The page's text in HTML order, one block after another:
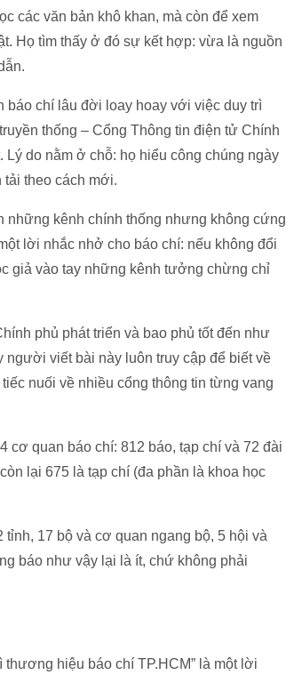
các văn bản khô khan, mà còn để xem
Họ tìm thấy ở đó sự kết hợp: vừa là nguồn
báo chí lâu đời loay hoay với việc duy trì
thống – Cổng Thông tin điện tử Chính
do nằm ở chỗ: họ hiểu công chúng ngày
tải theo cách mới.
những kênh chính thống nhưng không cứng
lời nhắc nhở cho báo chí: nếu không đổi
giả vào tay những kênh tưởng chừng chỉ
phủ phát triển và bao phủ tốt đến như
viết bài này luôn truy cập để biết về
nuối về nhiều cổng thông tin từng vang
cơ quan báo chí: 812 báo, tạp chí và 72 đài
lại 675 là tạp chí (đa phần là khoa học
17 bộ và cơ quan ngang bộ, 5 hội và
báo như vậy lại là ít, chứ không phải
hiệu báo chí TP.HCM” là một lời